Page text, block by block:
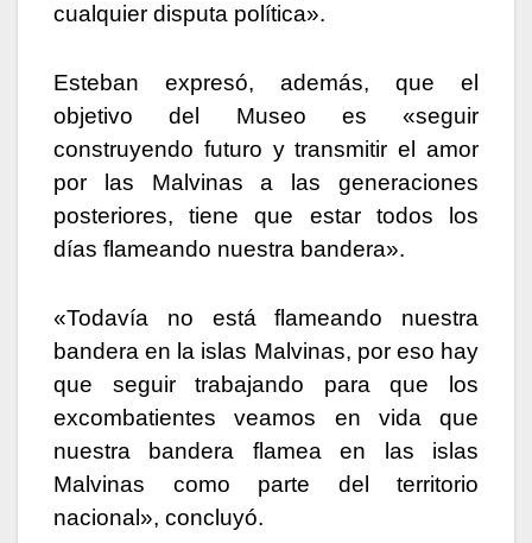
cualquier disputa política».
Esteban expresó, además, que el
objetivo del Museo es «seguir
construyendo futuro y transmitir el amor
por las Malvinas a las generaciones
posteriores, tiene que estar todos los
días flameando nuestra bandera».
«Todavía no está flameando nuestra
bandera en la islas Malvinas, por eso hay
que seguir trabajando para que los
excombatientes veamos en vida que
nuestra bandera flamea en las islas
Malvinas como parte del territorio
nacional», concluyó.